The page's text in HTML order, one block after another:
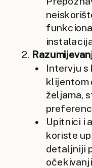
Intervju s
klijentom
željama,
Upitnici i
koriste
detaljniji